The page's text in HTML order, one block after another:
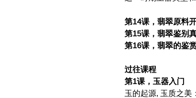
第14课，翡翠原料
第15课，翡翠鉴别
第16课，翡翠的鉴
过往课程
第1课，玉器入门
玉的起源, 玉质之美